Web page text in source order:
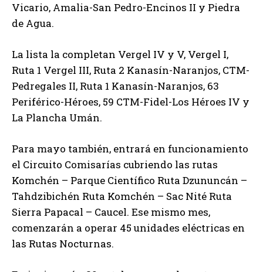
Vicario, Amalia-San Pedro-Encinos II y Piedra
de Agua.
La lista la completan Vergel IV y V, Vergel I,
Ruta 1 Vergel III, Ruta 2 Kanasín-Naranjos, CTM-
Pedregales II, Ruta 1 Kanasín-Naranjos, 63
Periférico-Héroes, 59 CTM-Fidel-Los Héroes IV y
La Plancha Umán.
Para mayo también, entrará en funcionamiento
el Circuito Comisarías cubriendo las rutas
Komchén – Parque Científico Ruta Dzununcán –
Tahdzibichén Ruta Komchén – Sac Nité Ruta
Sierra Papacal – Caucel. Ese mismo mes,
comenzarán a operar 45 unidades eléctricas en
las Rutas Nocturnas.